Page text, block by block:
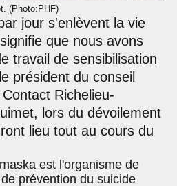
(Photo:PHF)
jour s'enlèvent la vie
que nous avons
travail de sensibilisation
président du conseil
Richelieu-
lors du dévoilement
lieu tout au cours du
est l'organisme de
prévention du suicide